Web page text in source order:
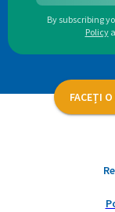
By subscribing
Policy
FACEȚI